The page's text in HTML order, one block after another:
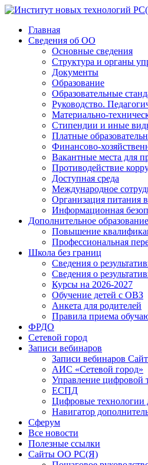
Главная
Сведения об ОО
Основные сведения
Структура и органы
Документы
Образование
Образовательные
Руководство.
Материально-
Стипендии и иные
Платные
Финансово-
Вакантные места для
Противодействие
Доступная среда
Международное
Организация питания
Информационная
Дополнительное образование
Повышение
Профессиональная
Школа без границ
Сведения о
Сведения о
Курсы на 2026-2027
Обучение детей с ОВЗ
Анкета для родителей
Правила приема
ФРДО
Сетевой город
Записи вебинаров
Записи вебинаров
АИС «Сетевой город»
Управление цифровой
ЕСПД
Цифровые технологии
Навигатор
Сферум
Все новости
Полезные ссылки
Сайты ОО РС(Я)